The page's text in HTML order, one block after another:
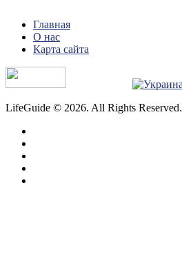
Главная
О нас
Карта сайта
LifeGuide © 2026. All Rights Reserved.